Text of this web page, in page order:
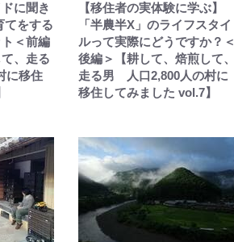
に聞き
てをする
＜前編
、走る
に移住
【移住者の実体験に学ぶ】
「半農半X」のライフスタイ
ルって実際にどうですか？＜
後編＞【耕して、焙煎して、
走る男 人口2,800人の村に
移住してみました vol.7】
AKB48さっほーの動画連
「日本全国駅弁の旅」
季節の虫